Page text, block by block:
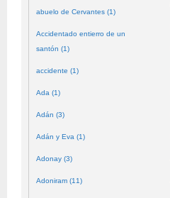
abuelo de Cervantes (1)
Accidentado entierro de un
santón (1)
accidente (1)
Ada (1)
Adán (3)
Adán y Eva (1)
Adonay (3)
Adoniram (11)